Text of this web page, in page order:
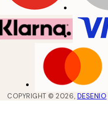
COPYRIGHT ©2026, DESENIO